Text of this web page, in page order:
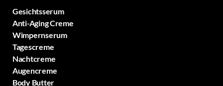
Gesichtsserum
Anti-Aging Creme
Wimpernserum
Tagescreme
Nachtcreme
Augencreme
Body Butter